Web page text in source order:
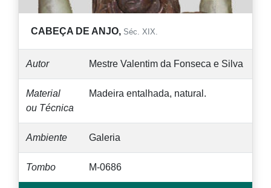
CABEÇA DE ANJO, Séc. XIX.
Autor Mestre Valentim da Fonseca e Silva
Material
ou Técnica
Madeira entalhada, natural.
Ambiente Galeria
Tombo M-0686